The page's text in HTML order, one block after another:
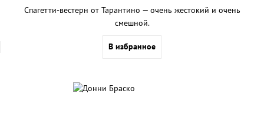
Спагетти-вестерн от Тарантино — очень жестокий и очень
смешной.
В избранное